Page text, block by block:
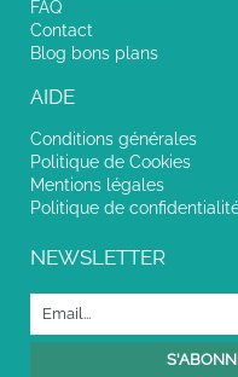
FAQ
Contact
Blog bons plans
AIDE
Conditions générales
Politique de Cookies
Mentions légales
Politique de
NEWSLETTER